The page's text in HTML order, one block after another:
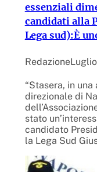
essenziali
candidati alla
Lega sud):È
Redazione
“Stasera, in
direzionale di
stato
candidato
la Lega Sud